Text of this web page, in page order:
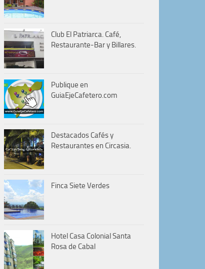
Club El Patriarca. Café,
Restaurante-Bar y Billares.
Publique en
GuiaEjeCafetero.com
Destacados Cafés y
Restaurantes en Circasia.
Finca Siete Verdes
Hotel Casa Colonial Santa
Rosa de Cabal